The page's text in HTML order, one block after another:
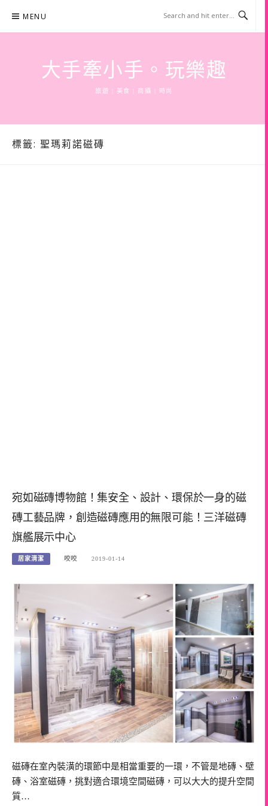
content
MENU
大手牽小手。玩樂趣
旅遊 | 美食 | 商攝 | 時尚
標籤: 聖瑪莉諾磁磚
宛如磁磚博物館！集安全、設計、環保於一身的磁
磚工藝品牌，創造磁磚應用的無限可能！三洋磁磚
旗艦展示中心
居家清潔 咬咬 2019-01-14
磁磚在室內裝潢的環節中是相當重要的一環，不管是地磚、壁
磚、浴室磁磚，挑對適合環境空間磁磚，可以大大的提升空間
質…